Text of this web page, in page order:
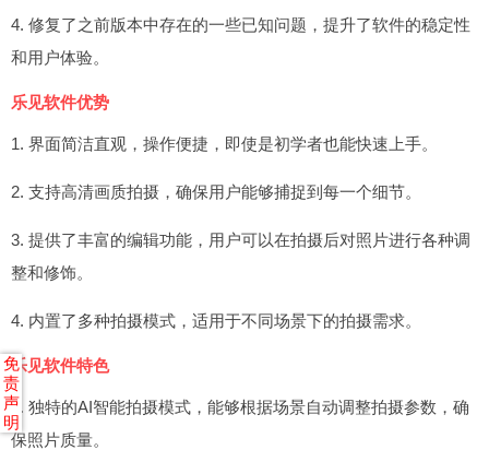
4. 修复了之前版本中存在的一些已知问题，提升了软件的稳定性
和用户体验。
乐见软件优势
1. 界面简洁直观，操作便捷，即使是初学者也能快速上手。
2. 支持高清画质拍摄，确保用户能够捕捉到每一个细节。
3. 提供了丰富的编辑功能，用户可以在拍摄后对照片进行各种调
整和修饰。
4. 内置了多种拍摄模式，适用于不同场景下的拍摄需求。
乐见软件特色
1. 独特的AI智能拍摄模式，能够根据场景自动调整拍摄参数，确
保照片质量。
免
责
声
明